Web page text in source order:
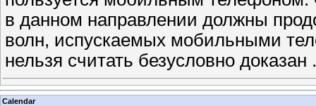
в данном направлении должны
волн, испускаемых мобильными
нельзя считать безусловно доказан
Calendar